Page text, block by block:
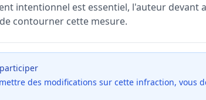
intentionnel est essentiel, l'auteur devant
contourner cette mesure.
des modifications sur cette infraction, vous